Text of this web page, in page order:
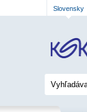
Slovensky